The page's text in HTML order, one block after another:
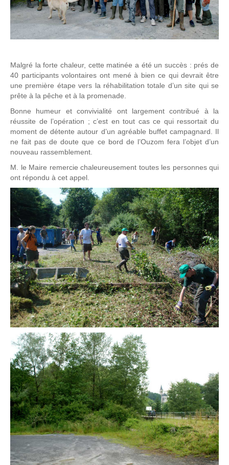
Malgré la forte chaleur, cette matinée a été un succès : prés de
40 participants volontaires ont mené à bien ce qui devrait être
une première étape vers la réhabilitation totale d’un site qui se
prête à la pêche et à la promenade.
Bonne humeur et convivialité ont largement contribué à la
réussite de l’opération ; c’est en tout cas ce qui ressortait du
moment de détente autour d’un agréable buffet campagnard. Il
ne fait pas de doute que ce bord de l’Ouzom fera l’objet d’un
nouveau rassemblement.
M. le Maire remercie chaleureusement toutes les personnes qui
ont répondu à cet appel.